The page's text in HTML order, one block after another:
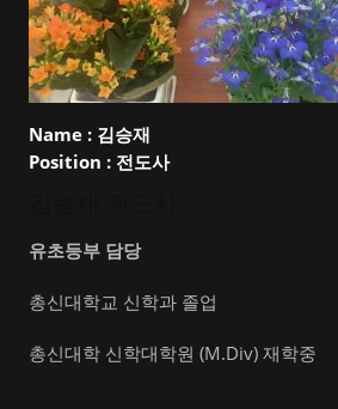
Name : 김승재
Position : 전도사
유초등부 담당
총신대학교 신학과 졸업
총신대학 신학대학원 (M.Div) 재학중